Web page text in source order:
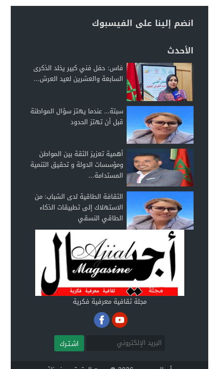
انضم إلينا على الفيسبوك
الأحدث
فاس: حفل فني كبير يخلد الذكرى
السابعة والعشرين لعيد العرش...
سبتة… عندما يهتز سؤال المواطنة
قبل أن تهتز الحدود
أهمية تعزيز الثقة بين المواطن
ومؤسسات الدولة و تحقيق التنمية
المستدامة...
الثقافة الطاقية لدى الشباب: من
الاستهلاك إلى تطبيقات الذكاء
الطاقي النسقي
مجلة ثقافية معرفية فكرية
اشـتـرك